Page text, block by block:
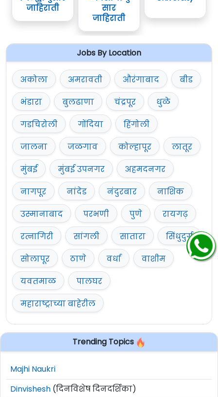
जाहिराती
सार
जाहिराती
Jobs By Location
अकोला अमरावती औरंगाबाद
बीड
भंडारा
बुलढाणा चंद्रपूर
धुळे
गडचिरोली
गोंदिया
हिंगोली
जालना
जळगाव कोल्हापूर
लातूर
मुंबई
मुंबई उपनगर
अहमदनगर
नागपूर
नांदेड नंदुरबार
नाशिक
उस्मानाबाद
परभणी पुणे
रायगढ़
रत्नागिरी
सांगली सातारा
सिंधुदुर्ग
सोलापूर
ठाणे वर्धा
वाशीम
यवतमाळ
पालघर
महाराष्ट्राच्या बाहेरील
Trending Topics
Majhi Naukri
Dinvishesh (दिनविशेष दिनदर्शिका)